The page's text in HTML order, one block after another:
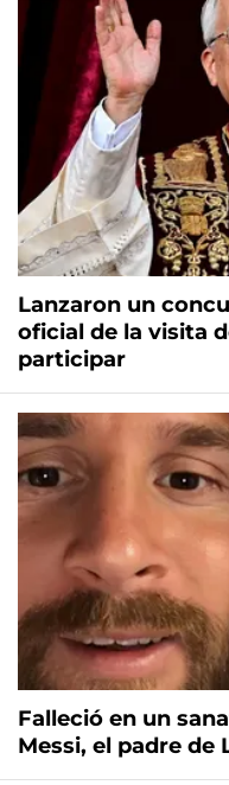
Lanzaron un
oficial de la visita
participar
Falleció en un
Messi, el padre de